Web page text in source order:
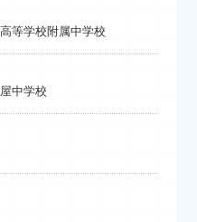
等学校附属中学校
中学校